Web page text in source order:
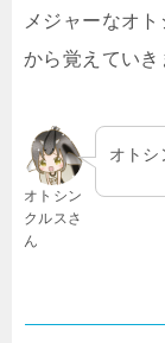
メジャーなオ
から覚えていき
オトシン
クルスさ
ん
オトシ